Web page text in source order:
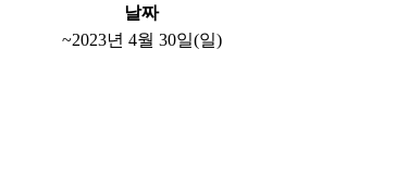
날짜
~2023년 4월 30일(일)